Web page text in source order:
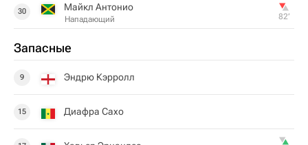
30 Майкл Антонио
Нападающий 82‎’‎
Запасные
9 Эндрю Кэрролл
15 Диафра Сахо